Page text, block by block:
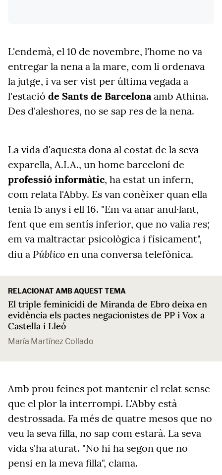
L'endemà, el 10 de novembre, l'home no va
entregar la nena a la mare, com li ordenava
la jutge, i va ser vist per última vegada a
l'estació de Sants de Barcelonaamb Athina.
Des d'aleshores, no se sap res de la nena.
La vida d'aquesta dona al costat de la seva
exparella, A.I.A., un home barceloní de
professió informàtic, ha estat un infern,
com relata l'Abby. Es van conèixer quan ella
tenia 15 anys i ell 16. "Em va anar anul·lant,
fent que em sentís inferior, que no valia res;
em va maltractar psicològica i físicament",
diu a Público en una conversa telefònica.
RELACIONAT AMB AQUEST TEMA
El triple feminicidi de Miranda de Ebro deixa en
evidència els pactes negacionistes de PP i Vox a
Castella i Lleó
María Martínez Collado
Amb prou feines pot mantenir el relat sense
que el plor la interrompi. L'Abby està
destrossada. Fa més de quatre mesos que no
veu la seva filla, no sap com estarà. La seva
vida s'ha aturat. "No hi ha segon que no
pensi en la meva filla", clama.